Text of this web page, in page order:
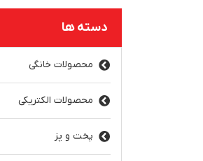
دسته ها
محصولات خانگی
محصولات الکتریکی
پخت و پز